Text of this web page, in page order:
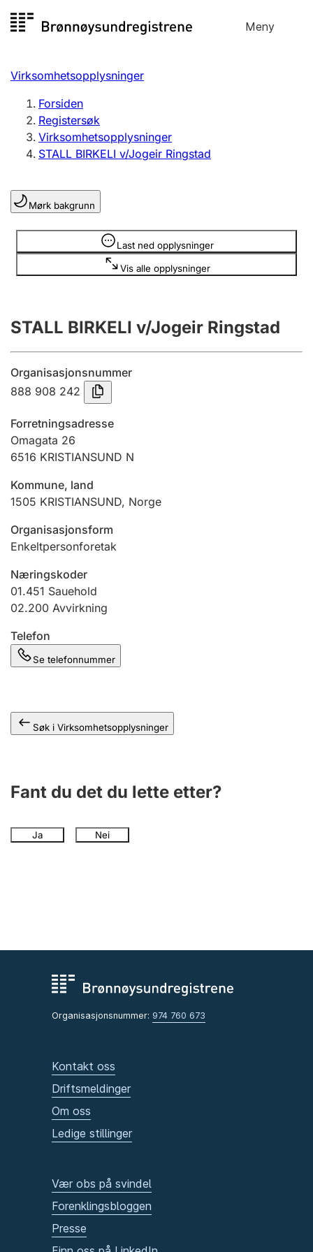
til
Meny
Registersøk
Aksjeselskap
Enkeltpersonforetak
Registrere, endre, slette
Lag og forening
Registrere, endre, slette
Innsending og forsinkelsesgebyr
Jeger
Ektepaktveileder
Offentlig sektor
Andre tema
Virksomhetsopplysninger
Forsiden
Registersøk
Virksomhetsopplysninger
STALL BIRKELI v/Jogeir Ringstad
Mørk bakgrunn
Last ned opplysninger
Vis alle opplysninger
Opplysninger er skjult
STALL BIRKELI v/Jogeir Ringstad
Organisasjonsnummer
888 908 242
Forretningsadresse
Omagata 26
6516 KRISTIANSUND N
Kommune, land
1505 KRISTIANSUND, Norge
Organisasjonsform
Enkeltpersonforetak
Næringskoder
01.451 Sauehold
02.200 Avvirkning
Telefon
Se telefonnummer
Søk i Virksomhetsopplysninger
Fant du det du lette etter?
Ja Nei
Organisasjonsnummer: 974 760 673
Kontakt oss
Driftsmeldinger
Om oss
Ledige stillinger
Vær obs på svindel
Forenklingsbloggen
Presse